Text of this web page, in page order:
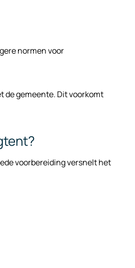
normen voor
de gemeente. Dit voorkomt
voorbereiding versnelt het